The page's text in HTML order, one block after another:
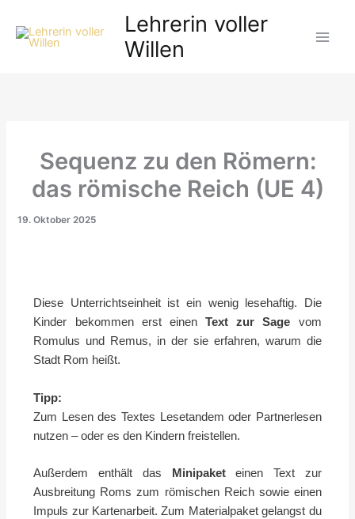
Inhalt
springen
Lehrerin voller
Willen
Sequenz zu den Römern:
das römische Reich (UE 4)
19. Oktober 2025
Diese Unterrichtseinheit ist ein wenig lesehaftig. Die
Kinder bekommen erst einenText zur Sage vom
Romulus und Remus, in der sie erfahren, warum die
Stadt Rom heißt.
Tipp:
Zum Lesen des Textes Lesetandem oder Partnerlesen
nutzen – oder es den Kindern freistellen.
Außerdem enthält das Minipaketeinen Text zur
Ausbreitung Roms zum römischen Reich sowie einen
Impuls zur Kartenarbeit. Zum Materialpaket gelangst du